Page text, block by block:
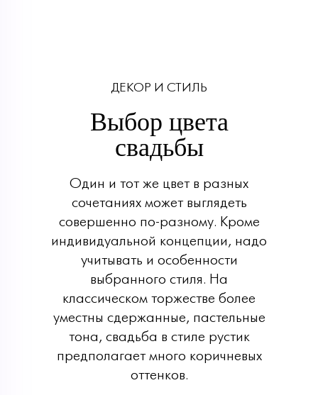
ДЕКОР И СТИЛЬ
Выбор цвета
свадьбы
Один и тот же цвет в разных
сочетаниях может выглядеть
совершенно по-разному. Кроме
индивидуальной концепции, надо
учитывать и особенности
выбранного стиля. На
классическом торжестве более
уместны сдержанные, пастельные
тона, свадьба в стиле рустик
предполагает много коричневых
оттенков.